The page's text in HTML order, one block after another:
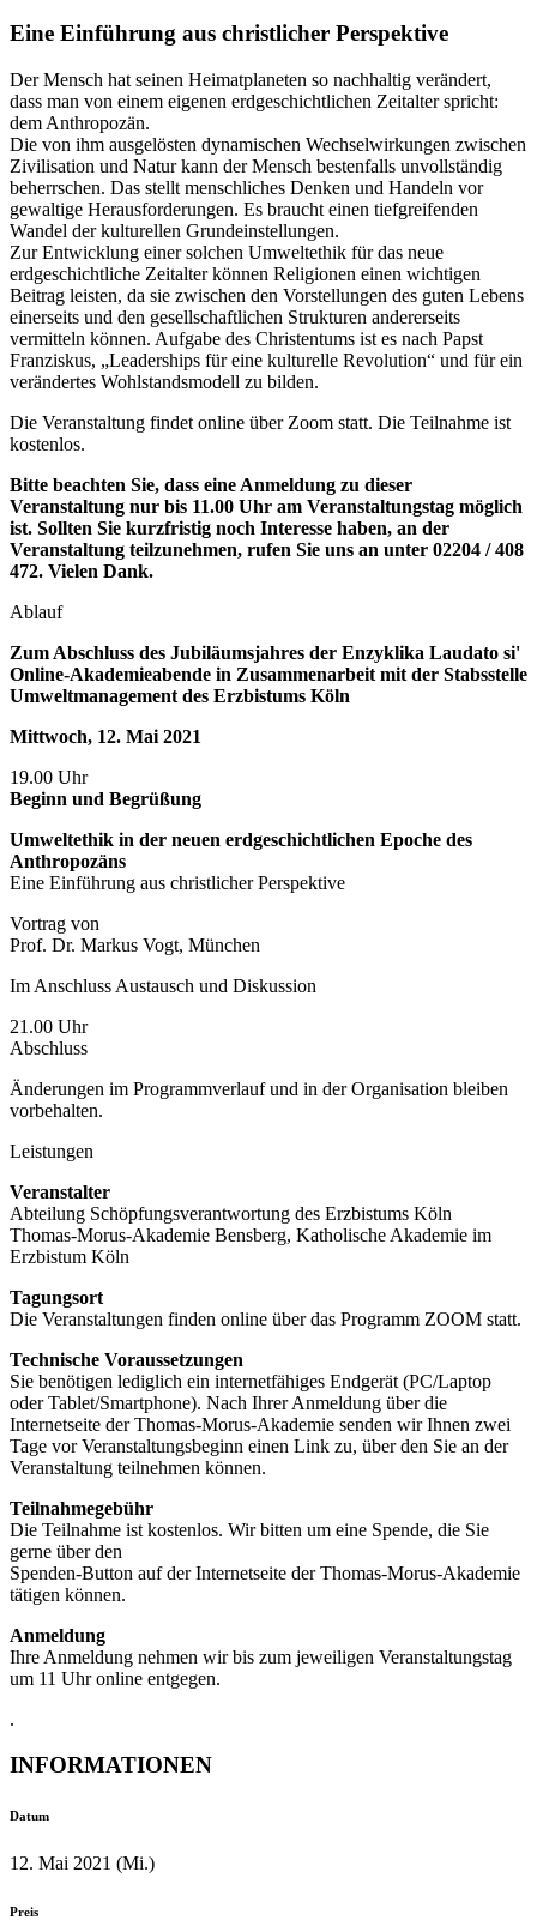
Eine Einführung aus christlicher Perspektive
Der Mensch hat seinen Heimatplaneten so nachhaltig verändert,
dass man von einem eigenen erdgeschichtlichen Zeitalter spricht:
dem Anthropozän.
Die von ihm ausgelösten dynamischen Wechselwirkungen zwischen
Zivilisation und Natur kann der Mensch bestenfalls unvollständig
beherrschen. Das stellt menschliches Denken und Handeln vor
gewaltige Herausforderungen. Es braucht einen tiefgreifenden
Wandel der kulturellen Grundeinstellungen.
Zur Entwicklung einer solchen Umweltethik für das neue
erdgeschichtliche Zeitalter können Religionen einen wichtigen
Beitrag leisten, da sie zwischen den Vorstellungen des guten Lebens
einerseits und den gesellschaftlichen Strukturen andererseits
vermitteln können. Aufgabe des Christentums ist es nach Papst
Franziskus, „Leaderships für eine kulturelle Revolution“ und für ein
verändertes Wohlstandsmodell zu bilden.
Die Veranstaltung findet online über Zoom statt. Die Teilnahme ist
kostenlos.
Bitte beachten Sie, dass eine Anmeldung zu dieser
Veranstaltung nur bis 11.00 Uhr am Veranstaltungstag möglich
ist. Sollten Sie kurzfristig noch Interesse haben, an der
Veranstaltung teilzunehmen, rufen Sie uns an unter 02204 / 408
472. Vielen Dank.
Ablauf
Zum Abschluss des Jubiläumsjahres der Enzyklika Laudato si'
Online-Akademieabende in Zusammenarbeit mit der Stabsstelle
Umweltmanagement des Erzbistums Köln
Mittwoch, 12. Mai 2021
19.00 Uhr
Beginn und Begrüßung
Umweltethik in der neuen erdgeschichtlichen Epoche des
Anthropozäns
Eine Einführung aus christlicher Perspektive
Vortrag von
Prof. Dr. Markus Vogt, München
Im Anschluss Austausch und Diskussion
21.00 Uhr
Abschluss
Änderungen im Programmverlauf und in der Organisation bleiben
vorbehalten.
Leistungen
Veranstalter
Abteilung Schöpfungsverantwortung des Erzbistums Köln
Thomas-Morus-Akademie Bensberg, Katholische Akademie im
Erzbistum Köln
Tagungsort
Die Veranstaltungen finden online über das Programm ZOOM statt.
Technische Voraussetzungen
Sie benötigen lediglich ein internetfähiges Endgerät (PC/Laptop
oder Tablet/Smartphone). Nach Ihrer Anmeldung über die
Internetseite der Thomas-Morus-Akademie senden wir Ihnen zwei
Tage vor Veranstaltungsbeginn einen Link zu, über den Sie an der
Veranstaltung teilnehmen können.
Teilnahmegebühr
Die Teilnahme ist kostenlos. Wir bitten um eine Spende, die Sie
gerne über den
Spenden-Button auf der Internetseite der Thomas-Morus-Akademie
tätigen können.
Anmeldung
Ihre Anmeldung nehmen wir bis zum jeweiligen Veranstaltungstag
um 11 Uhr online entgegen.
.
INFORMATIONEN
Datum
12. Mai 2021 (Mi.)
Preis